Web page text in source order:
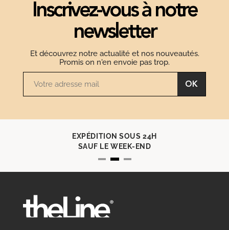
Inscrivez-vous à notre
newsletter
Et découvrez notre actualité et nos nouveautés.
Promis on n'en envoie pas trop.
OK
EXPÉDITION SOUS 24H
SAUF LE WEEK-END